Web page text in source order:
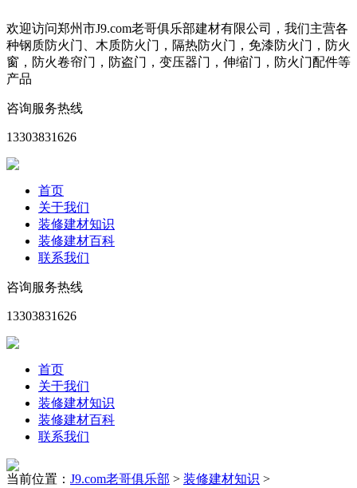
欢迎访问郑州市J9.com老哥俱乐部建材有限公司，我们主营各
种钢质防火门、木质防火门，隔热防火门，免漆防火门，防火
窗，防火卷帘门，防盗门，变压器门，伸缩门，防火门配件等
产品
咨询服务热线
13303831626
首页
关于我们
装修建材知识
装修建材百科
联系我们
咨询服务热线
13303831626
首页
关于我们
装修建材知识
装修建材百科
联系我们
当前位置： J9.com老哥俱乐部 > 装修建材知识 >